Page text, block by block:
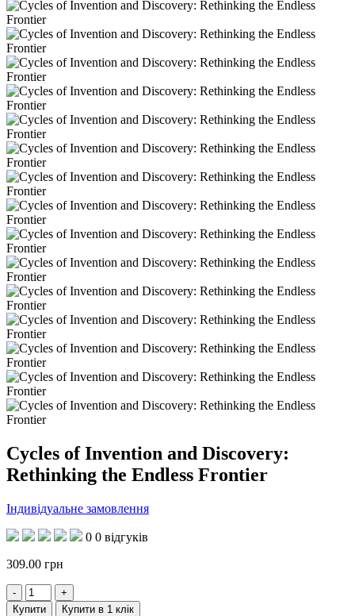
Cycles of Invention and Discovery:
Rethinking the Endless Frontier
Індивідуальне замовлення
0 0 відгуків
309.00 грн
Купити Купити в 1 клік